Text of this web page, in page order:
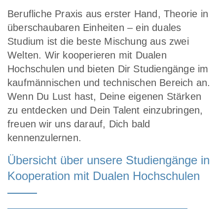
Berufliche Praxis aus erster Hand, Theorie in
überschaubaren Einheiten – ein duales
Studium ist die beste Mischung aus zwei
Welten. Wir kooperieren mit Dualen
Hochschulen und bieten Dir Studiengänge im
kaufmännischen und technischen Bereich an.
Wenn Du Lust hast, Deine eigenen Stärken
zu entdecken und Dein Talent einzubringen,
freuen wir uns darauf, Dich bald
kennenzulernen.
Übersicht über unsere Studiengänge in
Kooperation mit Dualen Hochschulen